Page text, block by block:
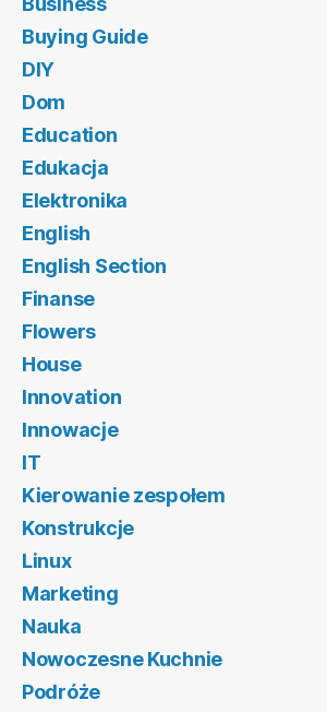
Buying Guide
DIY
Dom
Education
Edukacja
Elektronika
English
English Section
Finanse
Flowers
House
Innovation
Innowacje
IT
Kierowanie zespołem
Konstrukcje
Linux
Marketing
Nauka
Nowoczesne Kuchnie
Podróże